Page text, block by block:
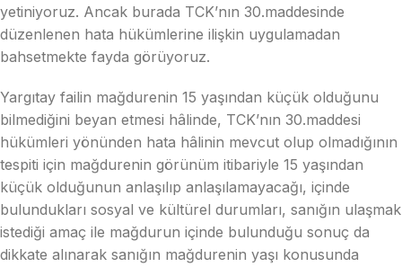
yetiniyoruz. Ancak burada TCK’nın 30.maddesinde
düzenlenen hata hükümlerine ilişkin uygulamadan
bahsetmekte fayda görüyoruz.
Yargıtay failin mağdurenin 15 yaşından küçük olduğunu
bilmediğini beyan etmesi hâlinde, TCK’nın 30.maddesi
hükümleri yönünden hata hâlinin mevcut olup olmadığının
tespiti için mağdurenin görünüm itibariyle 15 yaşından
küçük olduğunun anlaşılıp anlaşılamayacağı, içinde
bulundukları sosyal ve kültürel durumları, sanığın ulaşmak
istediği amaç ile mağdurun içinde bulunduğu sonuç da
dikkate alınarak sanığın mağdurenin yaşı konusunda